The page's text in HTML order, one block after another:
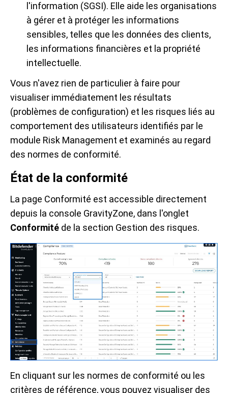
l'information (SGSI). Elle aide les organisations
à gérer et à protéger les informations
sensibles, telles que les données des clients,
les informations financières et la propriété
intellectuelle.
Vous n'avez rien de particulier à faire pour
visualiser immédiatement les résultats
(problèmes de configuration) et les risques liés au
comportement des utilisateurs identifiés par le
module Risk Management et examinés au regard
des normes de conformité.
État de la conformité
La page Conformité est accessible directement
depuis la console GravityZone, dans l'onglet
Conformité de la section Gestion des risques.
En cliquant sur les normes de conformité ou les
critères de référence, vous pouvez visualiser des